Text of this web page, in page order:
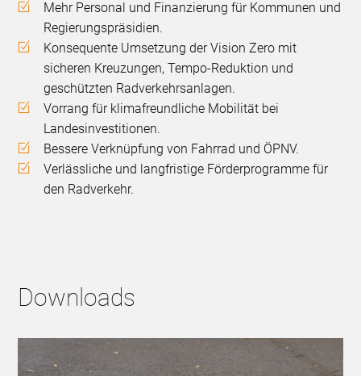
Mehr Personal und Finanzierung für Kommunen und
Regierungspräsidien.
Konsequente Umsetzung der Vision Zero mit
sicheren Kreuzungen, Tempo-Reduktion und
geschützten Radverkehrsanlagen.
Vorrang für klimafreundliche Mobilität bei
Landesinvestitionen.
Bessere Verknüpfung von Fahrrad und ÖPNV.
Verlässliche und langfristige Förderprogramme für
den Radverkehr.
Downloads